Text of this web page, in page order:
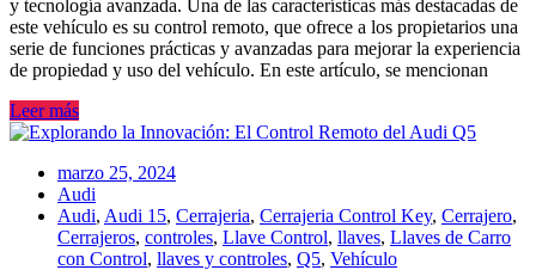
y tecnología avanzada. Una de las características más destacadas de
este vehículo es su control remoto, que ofrece a los propietarios una
serie de funciones prácticas y avanzadas para mejorar la experiencia
de propiedad y uso del vehículo. En este artículo, se mencionan
Leer más
marzo 25, 2024
Audi
Audi, Audi 15, Cerrajeria, Cerrajeria Control Key, Cerrajero,
Cerrajeros, controles, Llave Control, llaves, Llaves de Carro
con Control, llaves y controles, Q5, Vehículo